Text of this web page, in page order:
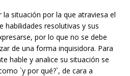
la situación por la que atraviesa el
habilidades resolutivas y sus
por lo que no se debe
de una forma inquisidora. Para
hable y analice su situación se
`y por qué?`, de cara a